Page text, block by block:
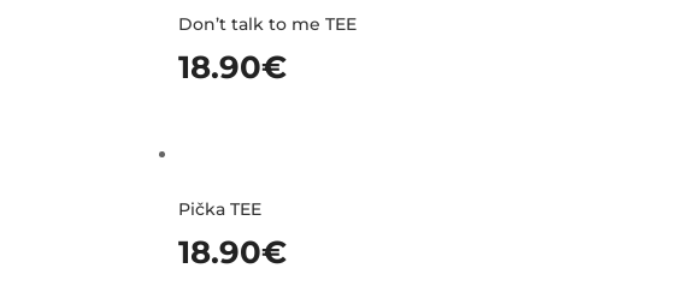
Don’t talk to me TEE
18.90€
Pička TEE
18.90€